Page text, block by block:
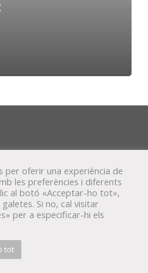
per oferir una experiència de
les preferències i diferents
al botó «Acceptar-ho tot»,
Si no, cal visitar
per a especificar-hi els
tot